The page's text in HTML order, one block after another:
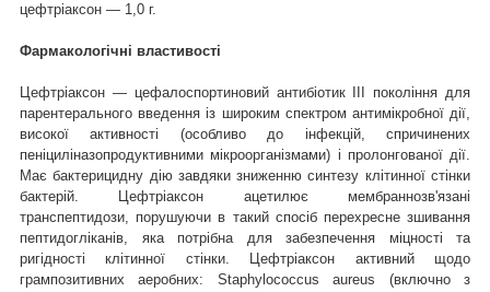
цефтрiаксон — 1,0 г.
Фармакологічні властивості
Цефтріаксон — цефалоспортиновий антибіотик III покоління для
парентерального введення із широким спектром антимікробної дії,
високої активності (особливо до інфекцій, спричинених
пеніциліназопродуктивними мікроорганізмами) і пролонгованої дії.
Має бактерицидну дію завдяки зниженню синтезу клітинної стінки
бактерій. Цефтріаксон ацетилює мембраннозв'язані
транспептидози, порушуючи в такий спосіб перехресне зшивання
пептидогліканів, яка потрібна для забезпечення міцності та
ригідності клітинної стінки. Цефтріаксон активний щодо
грампозитивних аеробних: Staphylococcus aureus (включно з